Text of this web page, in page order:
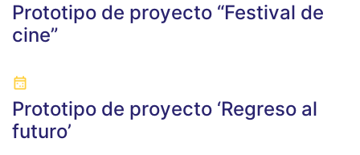
Prototipo de proyecto “Festival de
cine”
Prototipo de proyecto ‘Regreso al
futuro’